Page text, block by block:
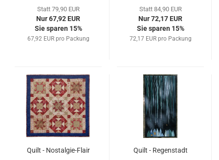
Statt 79,90 EUR
Nur 67,92 EUR
Sie sparen 15%
67,92 EUR pro Packung
Statt 84,90 EUR
Nur 72,17 EUR
Sie sparen 15%
72,17 EUR pro Packung
Quilt - Nostalgie-Flair Quilt - Regenstadt